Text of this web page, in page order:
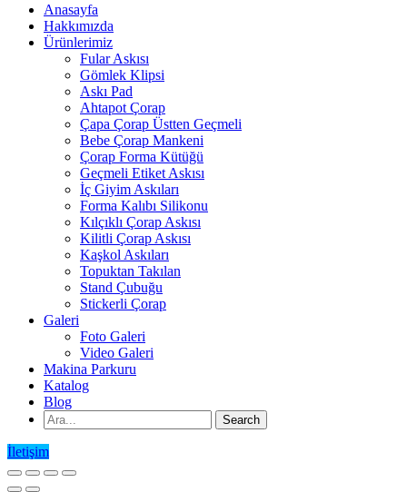
Anasayfa
Hakkımızda
Ürünlerimiz
Fular Askısı
Gömlek Klipsi
Askı Pad
Ahtapot Çorap
Çapa Çorap Üstten Geçmeli
Bebe Çorap Mankeni
Çorap Forma Kütüğü
Geçmeli Etiket Askısı
İç Giyim Askıları
Forma Kalıbı Silikonu
Kılçıklı Çorap Askısı
Kilitli Çorap Askısı
Kaşkol Askıları
Topuktan Takılan
Stand Çubuğu
Stickerli Çorap
Galeri
Foto Galeri
Video Galeri
Makina Parkuru
Katalog
Blog
İletişim